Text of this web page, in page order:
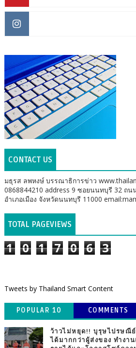
CONTACT US
มธุรส ลพหงษ์ บรรณาธิการข่าว
0868844210 address 9 ซอยนนทบุรี 32 ถ
อำเภอเมือง จังหวัดนนทบุรี 11000
TOTAL PAGEVIEWS
1 0 1 7 0 6 3
Tweets by Thailand Smart Content
POPULAR 10 COMMENTS
ว้าวไม่หยุด!! บุรุษไปรษณี
ได้มากกว่าผู้ส่งของ ทำงา